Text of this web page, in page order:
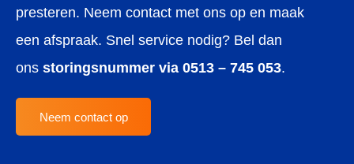
presteren. Neem contact met ons op en maak
een afspraak. Snel service nodig? Bel dan
ons storingsnummer via 0513 – 745 053.
Neem contact op